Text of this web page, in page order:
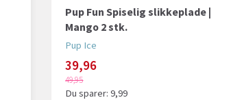
Pup Fun Spiselig slikkeplade |
Mango 2 stk.
Pup Ice
39,96
49,95
Du sparer:9,99